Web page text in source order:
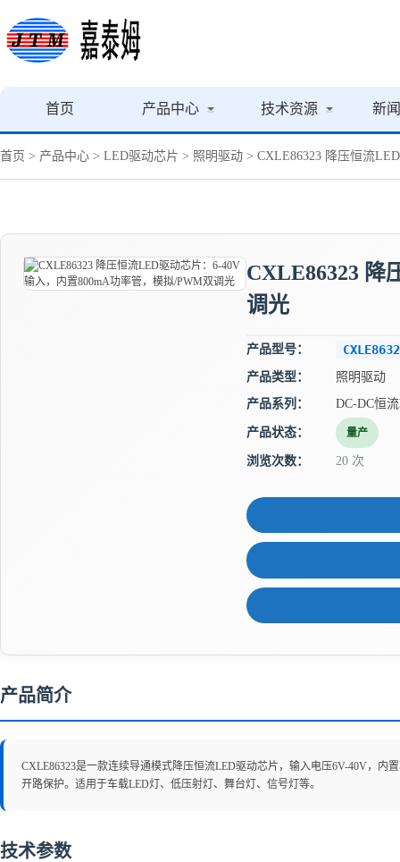
首页 产品中心 技术资源 新
首页 > 产品中心 > LED驱动芯片 > 照明驱动 > CXLE86323 降压恒流
CXLE86323 降
调光
产品型号：
产品类型：
照明驱动
产品系列：
DC-DC恒
产品状态： 量产
浏览次数： 20 次
产品简介
CXLE86323是一款连续导通模式降压恒流LED驱动芯片，输入电压6V-40V，
开路保护。适用于车载LED灯、低压射灯、舞台灯、信号灯等。
技术参数